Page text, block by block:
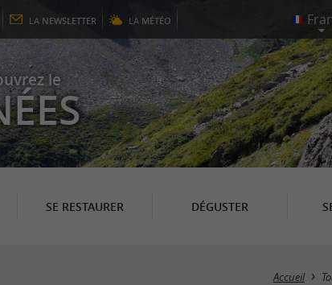
LA NEWSLETTER LA MÉTÉO
le
SE RESTAURER DÉGUSTER
Accueil